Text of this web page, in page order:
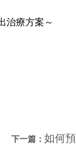
治療方案～
下一篇：如何